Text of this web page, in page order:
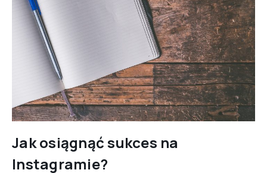
Jak osiągnąć sukces na
Instagramie?